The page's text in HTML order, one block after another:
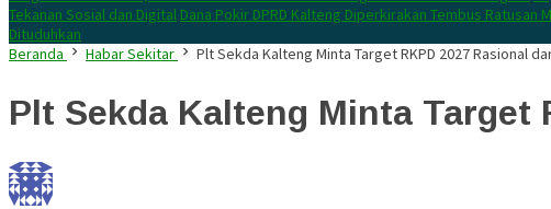
Tekanan Sosial dan Digital Dana Pokir DPRD Kalteng Diperkirakan Tembus
Dituduhkan
Beranda
Habar Sekitar Plt Sekda Kalteng Minta Target RKPD 2027 Rasional
Plt Sekda Kalteng Minta Target